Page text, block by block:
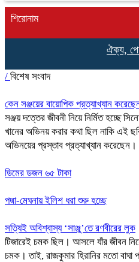
শিরোনাম
ঐক্য,
/ বিশেষ সংবাদ
কেন সঞ্জয়ের বায়োপিক প্রত্যাখ্যান
সঞ্জয় দত্তের জীবনী নিয়ে নির্মিত হচ্ছে
খানের অভিনয় করার কথা ছিল নাকি এই
অভিনয়ের প্রস্তাব প্রত্যাখ্যান করেছেন।
ডিমের ডজন ৬৫ টাকা
পদ্মা-মেঘনায় ইলিশ ধরা শুরু হচ্ছে
সত্যিই অবিশ্বাস্য ‘সাঞ্জু’তে রণবীরের লুক
টিজারেই চমক ছিল। আসলে যাঁর জীবন
চমক। তাই, রাজকুমার হিরানির মতো বাঘা